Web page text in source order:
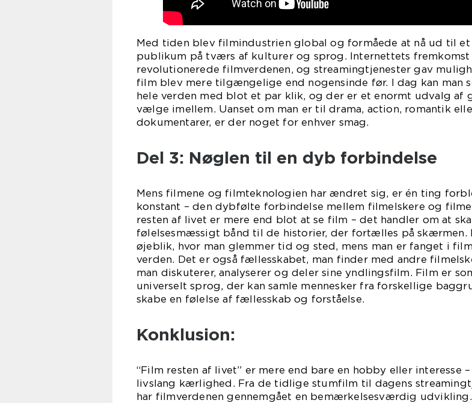
Med tiden blev filmindustrien global og formåede at nå ud til
publikum på tværs af kulturer og sprog. Internettets fremkomst
revolutionerede filmverdenen, og streamingtjenester gav
film blev mere tilgængelige end nogensinde før. I dag kan man
hele verden med blot et par klik, og der er et enormt udvalg af
vælge imellem. Uanset om man er til drama, action, romantik
dokumentarer, er der noget for enhver smag.
Del 3: Nøglen til en dyb forbindelse
Mens filmene og filmteknologien har ændret sig, er én ting
konstant – den dybfølte forbindelse mellem filmelskere og
resten af livet er mere end blot at se film – det handler om at
følelsesmæssigt bånd til de historier, der fortælles på skærmen.
øjeblik, hvor man glemmer tid og sted, mens man er fanget i
verden. Det er også fællesskabet, man finder med andre
man diskuterer, analyserer og deler sine yndlingsfilm. Film er
universelt sprog, der kan samle mennesker fra forskellige
skabe en følelse af fællesskab og forståelse.
Konklusion:
“Film resten af livet” er mere end bare en hobby eller interesse
livslang kærlighed. Fra de tidlige stumfilm til dagens
har filmverdenen gennemgået en bemærkelsesværdig udvikling.